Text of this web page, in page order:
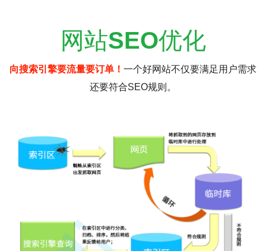
网站SEO优化
向搜索引擎要流量要订单！ 一个好网站不仅要满足用户需求
还要符合SEO规则。